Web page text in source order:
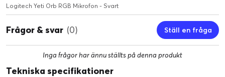
Logitech Yeti Orb RGB Mikrofon - Svart
Frågor & svar (0) Ställ en fråga
Inga frågor har ännu ställts på denna produkt
Tekniska specifikationer